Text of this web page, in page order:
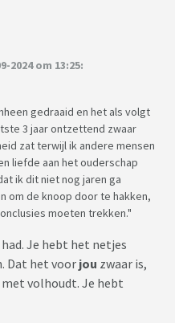
2024 om 13:25:
gedraaid en het als volgt
3 jaar ontzettend zwaar
zat terwijl ik andere mensen
liefde aan het ouderschap
ik dit niet nog jaren ga
om de knoop door te hakken,
moeten trekken."
Je hebt het netjes
Dat het voor jou zwaar is,
volhoudt. Je hebt